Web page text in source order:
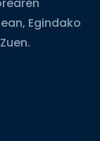
Egindako